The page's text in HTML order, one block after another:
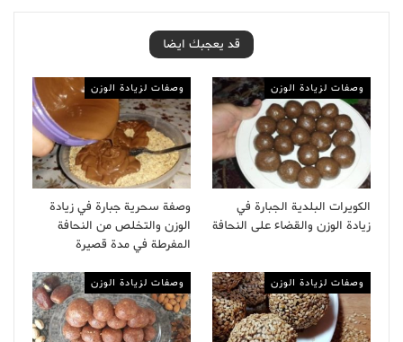
قد يعجبك ايضا
وصفات لزيادة الوزن
الكويرات البلدية الجبارة في
زيادة الوزن والقضاء على النحافة
وصفات لزيادة الوزن
وصفة سحرية جبارة في زيادة
الوزن والتخلص من النحافة
المفرطة في مدة قصيرة
وصفات لزيادة الوزن وصفات لزيادة الوزن